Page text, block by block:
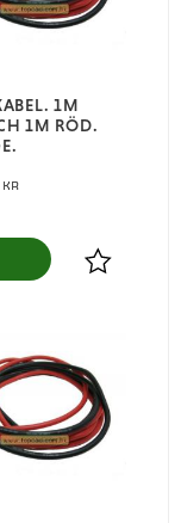
1M
1M RÖD.
KR
Lägg till i